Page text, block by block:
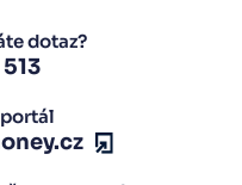
dotaz?